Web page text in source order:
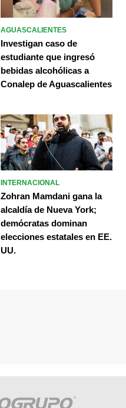
AGUASCALIENTES
Investigan caso de
estudiante que ingresó
bebidas alcohólicas a
Conalep de Aguascalientes
INTERNACIONAL
Zohran Mamdani gana la
alcaldía de Nueva York;
demócratas dominan
elecciones estatales en EE.
UU.